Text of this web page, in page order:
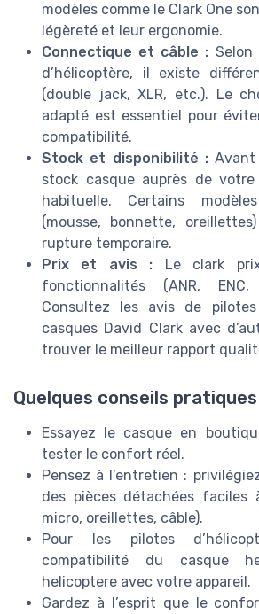
modèles comme le Clark One
légèreté et leur ergonomie.
Connectique et câble : Selon
d’hélicoptère, il existe
(double jack, XLR, etc.). Le
adapté est essentiel pour
compatibilité.
Stock et disponibilité :Avant
stock casque auprès de
habituelle. Certains
(mousse, bonnette,
rupture temporaire.
Prix et avis : Le clark
fonctionnalités (ANR,
Consultez les avis de
casques David Clark avec
trouver le meilleur rapport
Quelques conseils
Essayez le casque en
tester le confort réel.
Pensez à l’entretien :
des pièces détachées faciles
micro, oreillettes, câble).
Pour les pilotes
compatibilité du casque
helicoptere avec votre appareil.
Gardez à l’esprit que le